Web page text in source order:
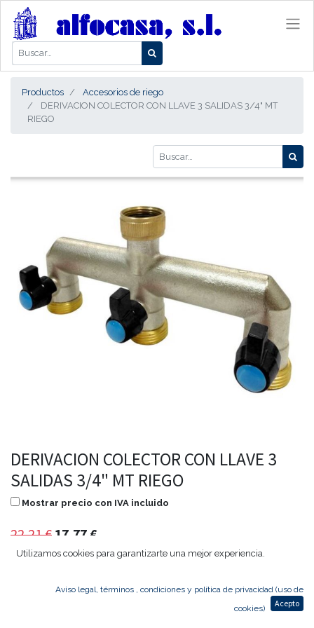
Productos
Accesorios de riego
DERIVACION COLECTOR CON LLAVE 3 SALIDAS 3/4" MT
RIEGO
DERIVACION COLECTOR CON LLAVE 3
SALIDAS 3/4" MT RIEGO
Mostrar precio con IVA incluido
22,21€ 17,77 €
Agregar al carrito
Utilizamos cookies para garantizarte una mejor experiencia.
Aviso legal, términos , condiciones y política de privacidad (uso de
cookies)
Acepto